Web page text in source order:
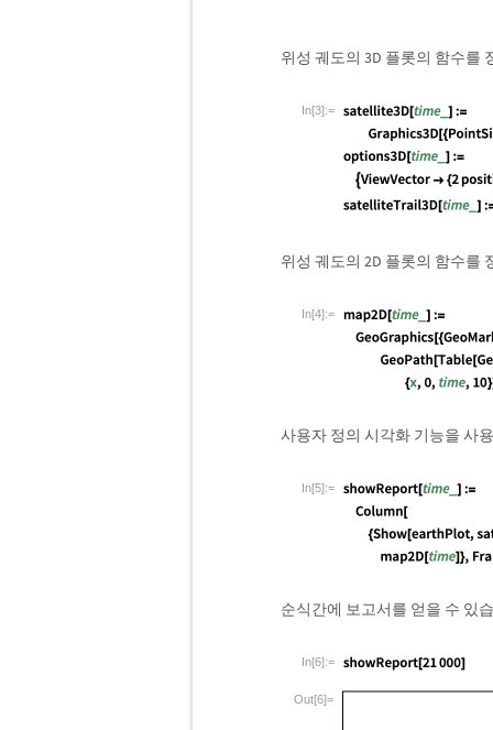
위성 궤도의 3D 플롯의 함수를
In[3]:=
위성 궤도의 2D 플롯의 함수를
In[4]:=
사용자 정의 시각화 기능을 사
In[5]:=
순식간에 보고서를 얻을 수 있
In[6]:=
Out[6]=